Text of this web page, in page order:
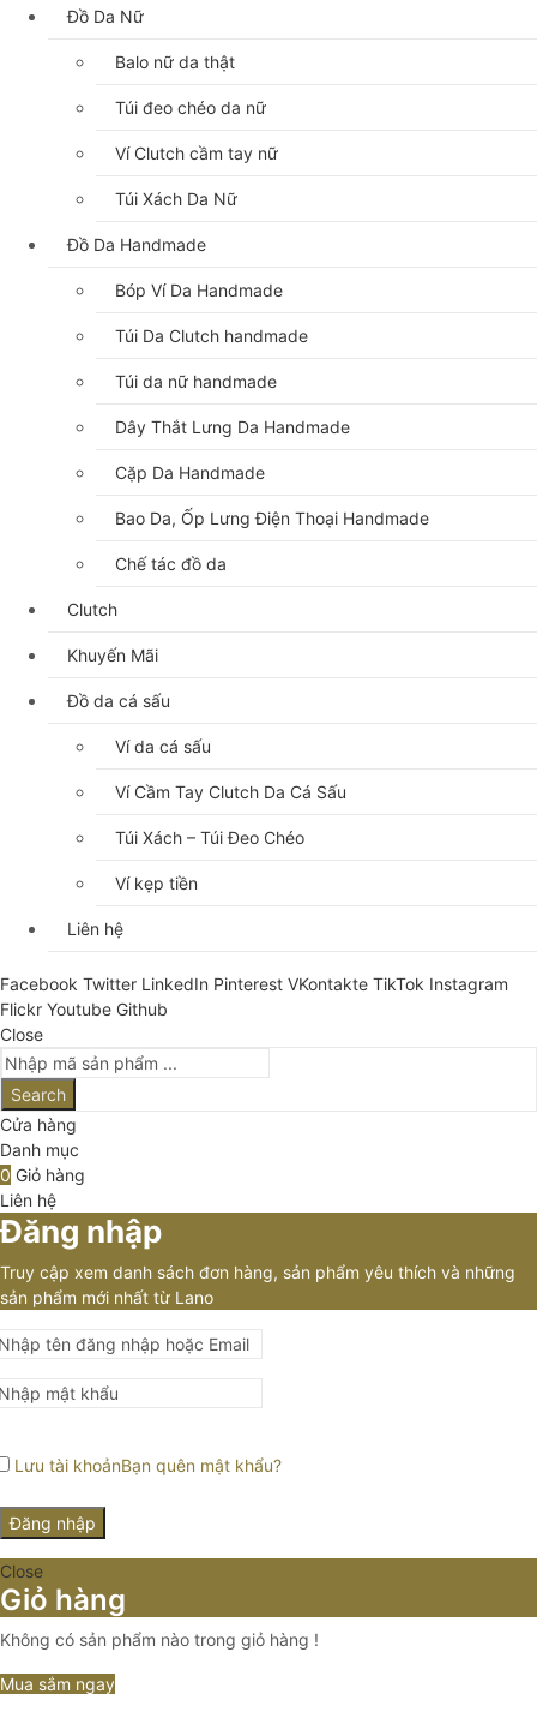
Đồ Da Nữ
Balo nữ da thật
Túi đeo chéo da nữ
Ví Clutch cầm tay nữ
Túi Xách Da Nữ
Đồ Da Handmade
Bóp Ví Da Handmade
Túi Da Clutch handmade
Túi da nữ handmade
Dây Thắt Lưng Da Handmade
Cặp Da Handmade
Bao Da, Ốp Lưng Điện Thoại Handmade
Chế tác đồ da
Clutch
Khuyến Mãi
Đồ da cá sấu
Ví da cá sấu
Ví Cầm Tay Clutch Da Cá Sấu
Túi Xách – Túi Đeo Chéo
Ví kẹp tiền
Liên hệ
Facebook Twitter LinkedIn Pinterest VKontakte TikTok Instagram
Flickr Youtube Github
Close
Search
Cửa hàng
Danh mục
0 Giỏ hàng
Liên hệ
Đăng nhập
Truy cập xem danh sách đơn hàng, sản phẩm yêu thích và những
sản phẩm mới nhất từ Lano
Lưu tài khoảnBạn quên mật khẩu?
Đăng nhập
Close
Giỏ hàng
Không có sản phẩm nào trong giỏ hàng !
Mua sắm ngay